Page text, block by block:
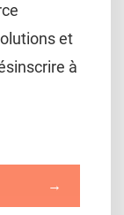
et
à
→